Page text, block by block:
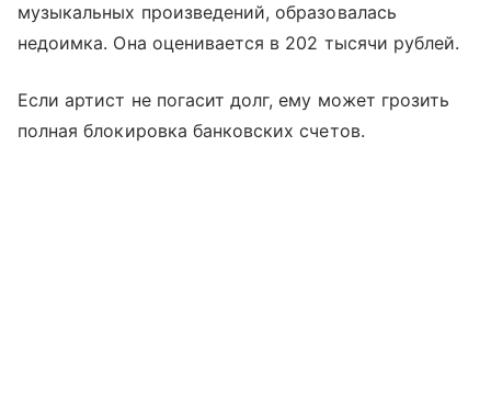
музыкальных произведений, образовалась
недоимка. Она оценивается в 202 тысячи рублей.
Если артист не погасит долг, ему может грозить
полная блокировка банковских счетов.